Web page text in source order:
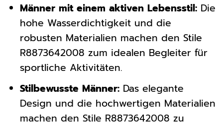
Männer mit einem aktiven Lebensstil:Die
hohe Wasserdichtigkeit und die
robusten Materialien machen den Stile
R8873642008 zum idealen Begleiter für
sportliche Aktivitäten.
Stilbewusste Männer:Das elegante
Design und die hochwertigen Materialien
machen den Stile R8873642008 zu